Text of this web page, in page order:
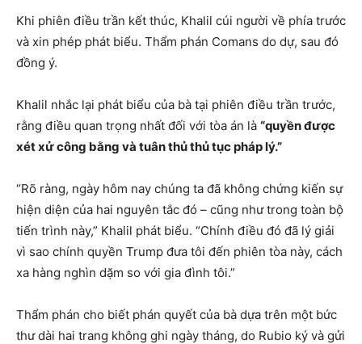
Khi phiên điều trần kết thúc, Khalil cúi người về phía trước
và xin phép phát biểu. Thẩm phán Comans do dự, sau đó
đồng ý.
Khalil nhắc lại phát biểu của bà tại phiên điều trần trước,
rằng điều quan trọng nhất đối với tòa án là “quyền được
xét xử công bằng và tuân thủ thủ tục pháp lý.”
“Rõ ràng, ngày hôm nay chúng ta đã không chứng kiến sự
hiện diện của hai nguyên tắc đó – cũng như trong toàn bộ
tiến trình này,” Khalil phát biểu. “Chính điều đó đã lý giải
vì sao chính quyền Trump đưa tôi đến phiên tòa này, cách
xa hàng nghìn dặm so với gia đình tôi.”
Thẩm phán cho biết phán quyết của bà dựa trên một bức
thư dài hai trang không ghi ngày tháng, do Rubio ký và gửi